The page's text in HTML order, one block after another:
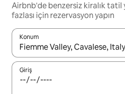
Airbnb'de benzersiz kiralık tatil
fazlası için rezervasyon yapın
Konum
Sonuçlar kullanılabilir olduğunda
Giriş